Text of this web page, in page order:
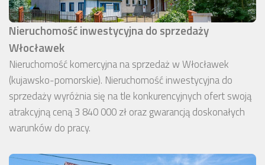
Nieruchomość inwestycyjna do sprzedaży
Włocławek
Nieruchomość komercyjna na sprzedaż w Włocławek
(kujawsko-pomorskie). Nieruchomość inwestycyjna do
sprzedaży wyróżnia się na tle konkurencyjnych ofert swoją
atrakcyjną ceną 3 840 000 zł oraz gwarancją doskonałych
warunków do pracy.